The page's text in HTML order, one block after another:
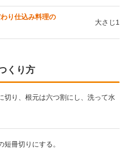
り仕込み料理の
大さじ1
くり方
切り、根元は六つ割にし、洗って水
冊切りにする。